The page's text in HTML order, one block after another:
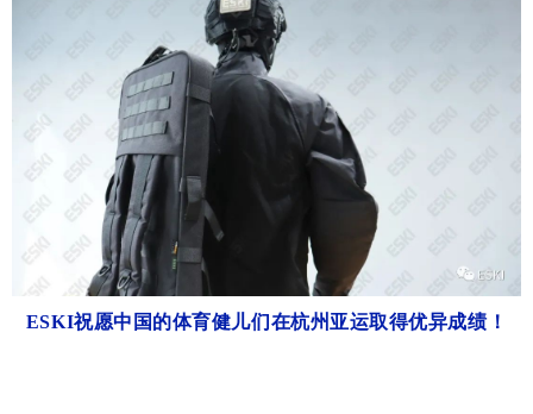
ESKI祝愿中国的体育健儿们在杭州亚运取得优异成绩！